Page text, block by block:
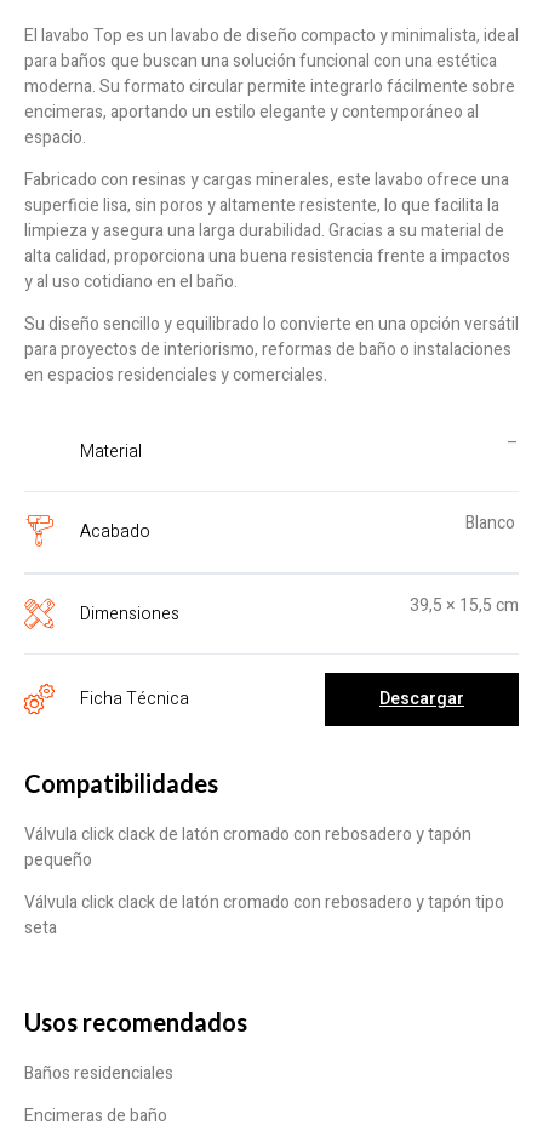
El lavabo Top es un lavabo de diseño compacto y minimalista, ideal
para baños que buscan una solución funcional con una estética
moderna. Su formato circular permite integrarlo fácilmente sobre
encimeras, aportando un estilo elegante y contemporáneo al
espacio.
Fabricado con resinas y cargas minerales, este lavabo ofrece una
superficie lisa, sin poros y altamente resistente, lo que facilita la
limpieza y asegura una larga durabilidad. Gracias a su material de
alta calidad, proporciona una buena resistencia frente a impactos
y al uso cotidiano en el baño.
Su diseño sencillo y equilibrado lo convierte en una opción versátil
para proyectos de interiorismo, reformas de baño o instalaciones
en espacios residenciales y comerciales.
Material –
Acabado Blanco
Dimensiones 39,5 × 15,5 cm
Ficha Técnica Descargar
Compatibilidades
Válvula click clack de latón cromado con rebosadero y tapón
pequeño
Válvula click clack de latón cromado con rebosadero y tapón tipo
seta
Usos recomendados
Baños residenciales
Encimeras de baño